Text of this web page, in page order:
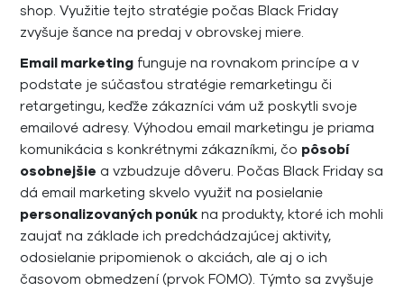
shop. Využitie tejto stratégie počas Black Friday
zvyšuje šance na predaj v obrovskej miere.
Email marketing funguje na rovnakom princípe a v
podstate je súčasťou stratégie remarketingu či
retargetingu, keďže zákazníci vám už poskytli svoje
emailové adresy. Výhodou email marketingu je priama
komunikácia s konkrétnymi zákazníkmi, čo pôsobí
osobnejšie a vzbudzuje dôveru. Počas Black Friday sa
dá email marketing skvelo využiť na posielanie
personalizovaných ponúk na produkty, ktoré ich mohli
zaujať na základe ich predchádzajúcej aktivity,
odosielanie pripomienok o akciách, ale aj o ich
časovom obmedzení (prvok FOMO). Týmto sa zvyšuje